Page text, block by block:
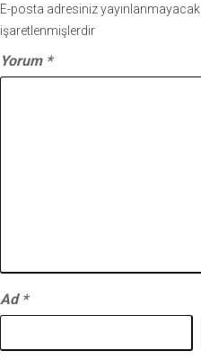
E-posta adresiniz yayınlanmayacak.
işaretlenmişlerdir
Yorum *
Ad *